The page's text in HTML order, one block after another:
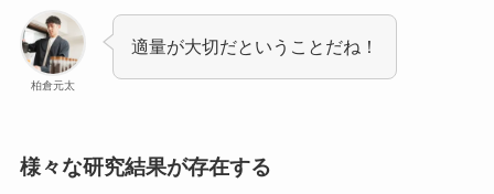
柏倉元太
適量が大切だということだね！
様々な研究結果が存在する